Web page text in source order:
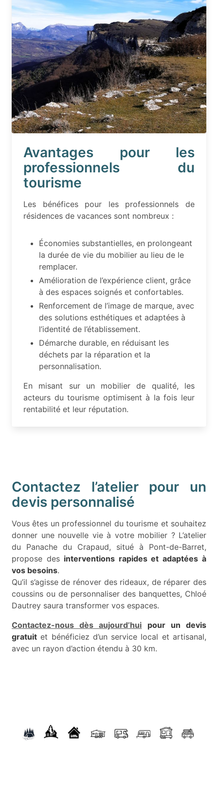
Avantages pour les
professionnels du
tourisme
Les bénéfices pour les professionnels de
résidences de vacances sont nombreux :
Économies substantielles, en prolongeant
la durée de vie du mobilier au lieu de le
remplacer.
Amélioration de l’expérience client, grâce
à des espaces soignés et confortables.
Renforcement de l’image de marque, avec
des solutions esthétiques et adaptées à
l’identité de l’établissement.
Démarche durable, en réduisant les
déchets par la réparation et la
personnalisation.
En misant sur un mobilier de qualité, les
acteurs du tourisme optimisent à la fois leur
rentabilité et leur réputation.
Contactez l’atelier pour un
devis personnalisé
Vous êtes un professionnel du tourisme et souhaitez
donner une nouvelle vie à votre mobilier ? L’atelier
du Panache du Crapaud, situé à Pont-de-Barret,
propose desinterventions rapides et adaptées à
vos besoins.
Qu’il s’agisse de rénover des rideaux, de réparer des
coussins ou de personnaliser des banquettes, Chloé
Dautrey saura transformer vos espaces.
Contactez-nous dès aujourd’hui pour un devis
gratuit et bénéficiez d’un service local et artisanal,
avec un rayon d’action étendu à 30 km.